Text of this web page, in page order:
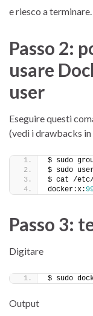
e riesco a terminare.
Passo 2:
usare
user
Eseguire questi
(vedi i drawbacks in
$ sudo
$ sudo
$ cat /etc/
docker:x:
Passo 3:
Digitare
$ sudo
Output